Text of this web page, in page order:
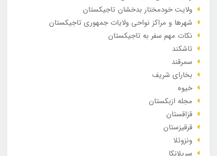
ولایت خودمختار بدخشان تاجیکستان
شهرها و مراکز نواحی ولایات جمهوری تاجیکستان
نکات مهم سفر به تاجیکستان
تاشکند
سمرقند
بخارای شریف
خیوه
مجله ازبکستان
قزاقستان
قرقیزستان
ونزوئلا
سریلانکا